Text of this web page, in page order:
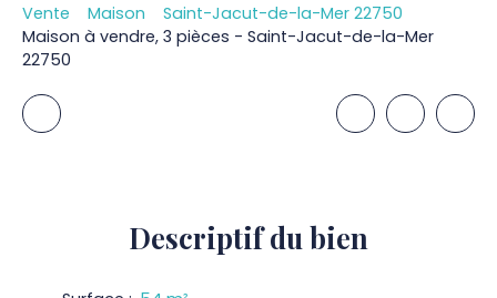
Vente Maison
Saint-Jacut-de-la-Mer 22750
Maison à vendre, 3 pièces - Saint-Jacut-de-la-Mer
22750
Descriptifdu bien